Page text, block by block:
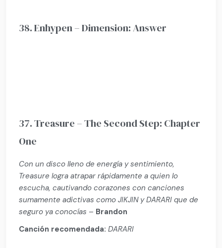
38. Enhypen – Dimension: Answer
37. Treasure – The Second Step: Chapter
One
Con un disco lleno de energía y sentimiento,
Treasure logra atrapar rápidamente a quien lo
escucha, cautivando corazones con canciones
sumamente adictivas como JIKJIN y DARARI que de
seguro ya conocías – Brandon
Canción recomendada: DARARI